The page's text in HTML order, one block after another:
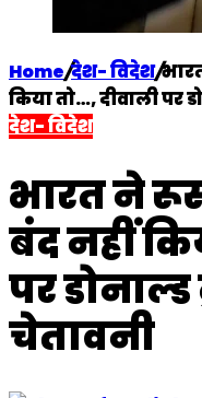
Home/देश- विदेश/
किया तो…, दीवाली पर
देश- विदेश
भारत ने
बंद नहीं
पर डोनाल्ड
चेतावनी